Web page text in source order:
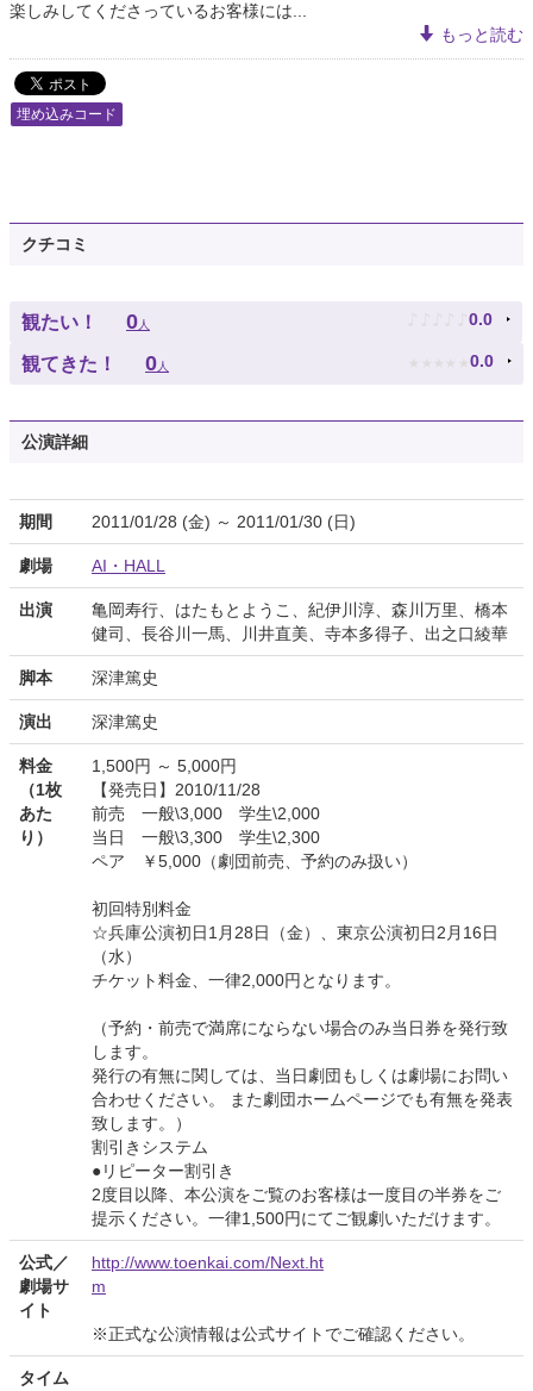
楽しみしてくださっているお客様には...
もっと読む
埋め込みコード
クチコミ
観たい！ 0人 ♪ ♪ ♪ ♪ ♪ 0.0
観てきた！ 0人 ★ ★ ★ ★ ★ 0.0
公演詳細
期間 2011/01/28 (金) ～ 2011/01/30 (日)
劇場 AI・HALL
出演
亀岡寿行、はたもとようこ、紀伊川淳、森川万里、橋本
健司、長谷川一馬、川井直美、寺本多得子、出之口綾華
脚本 深津篤史
演出 深津篤史
料金
（1枚
あた
り）
1,500円 ～ 5,000円
【発売日】2010/11/28
前売 一般\3,000 学生\2,000
当日 一般\3,300 学生\2,300
ペア ￥5,000（劇団前売、予約のみ扱い）
初回特別料金
☆兵庫公演初日1月28日（金）、東京公演初日2月16日
（水）
チケット料金、一律2,000円となります。
（予約・前売で満席にならない場合のみ当日券を発行致
します。
発行の有無に関しては、当日劇団もしくは劇場にお問い
合わせください。 また劇団ホームページでも有無を発表
致します。）
割引きシステム
●リピーター割引き
2度目以降、本公演をご覧のお客様は一度目の半券をご
提示ください。一律1,500円にてご観劇いただけます。
公式／
劇場サ
イト
http://www.toenkai.com/Next.ht
m
※正式な公演情報は公式サイトでご確認ください。
タイム